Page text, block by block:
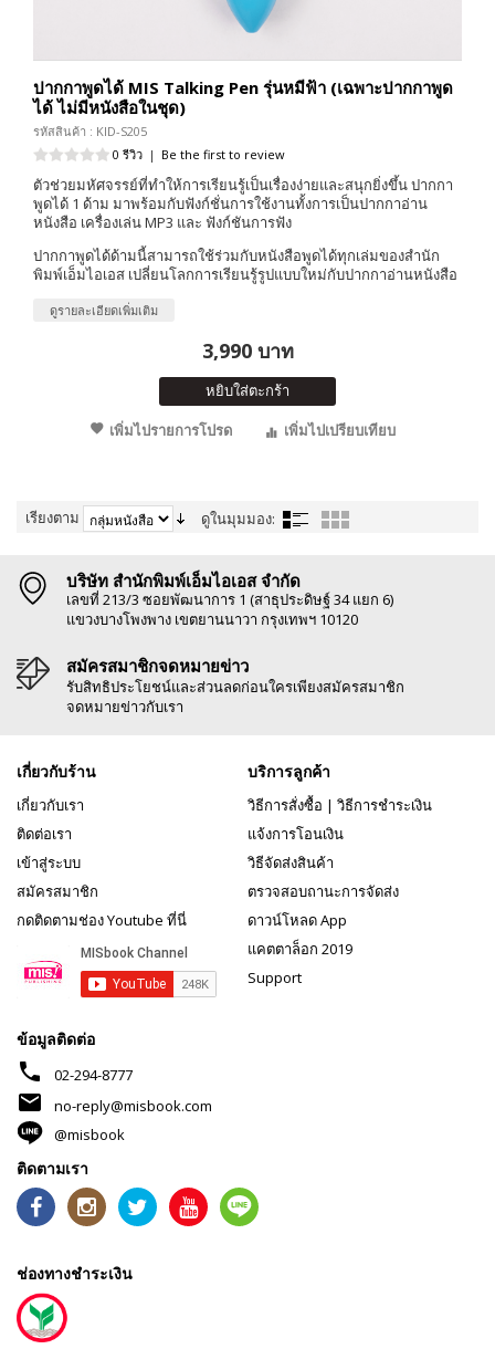
ปากกาพูดได้ MIS Talking Pen รุ่นหมีฟ้า (เฉพาะปากกาพูด
ได้ ไม่มีหนังสือในชุด)
รหัสสินค้า : KID-S205
0 รีวิว | Be the first to review
ตัวช่วยมหัศจรรย์ที่ทำให้การเรียนรู้เป็นเรื่องง่ายและสนุกยิ่งขึ้น ปากกา
พูดได้ 1 ด้าม มาพร้อมกับฟังก์ชั่นการใช้งานทั้งการเป็นปากกาอ่าน
หนังสือ เครื่องเล่น MP3 และ ฟังก์ชันการฟัง
ปากกาพูดได้ด้ามนี้สามารถใช้ร่วมกับหนังสือพูดได้ทุกเล่มของสำนัก
พิมพ์เอ็มไอเอส เปลี่ยนโลกการเรียนรู้รูปแบบใหม่กับปากกาอ่านหนังสือ
ดูรายละเอียดเพิ่มเติม
3,990 บาท
หยิบใส่ตะกร้า
เพิ่มไปรายการโปรด
เพิ่มไปเปรียบเทียบ
เรียงตาม ดูในมุมมอง:
บริษัท สำนักพิมพ์เอ็มไอเอส จำกัด
เลขที่ 213/3 ซอยพัฒนาการ 1 (สาธุประดิษฐ์ 34 แยก 6)
แขวงบางโพงพาง เขตยานนาวา กรุงเทพฯ 10120
สมัครสมาชิกจดหมายข่าว
รับสิทธิประโยชน์และส่วนลดก่อนใครเพียงสมัครสมาชิก
จดหมายข่าวกับเรา
เกี่ยวกับร้าน
เกี่ยวกับเรา
ติดต่อเรา
เข้าสู่ระบบ
สมัครสมาชิก
กดติดตามช่อง Youtube ที่นี่
บริการลูกค้า
วิธีการสั่งซื้อ | วิธีการชำระเงิน
แจ้งการโอนเงิน
วิธีจัดส่งสินค้า
ตรวจสอบถานะการจัดส่ง
ดาวน์โหลด App
แคตตาล็อก 2019
Support
ข้อมูลติดต่อ
phone 02-294-8777
mail
no-reply@misbook.com
@misbook
ติดตามเรา
ช่องทางชำระเงิน